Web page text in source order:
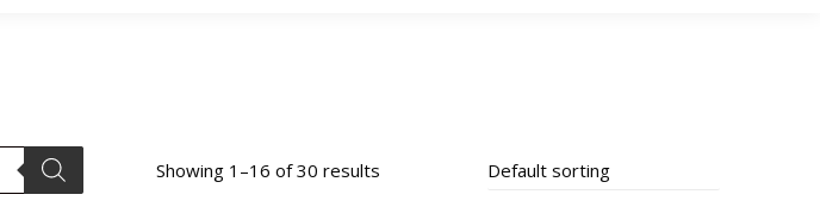
Showing 1–16 of 30 results